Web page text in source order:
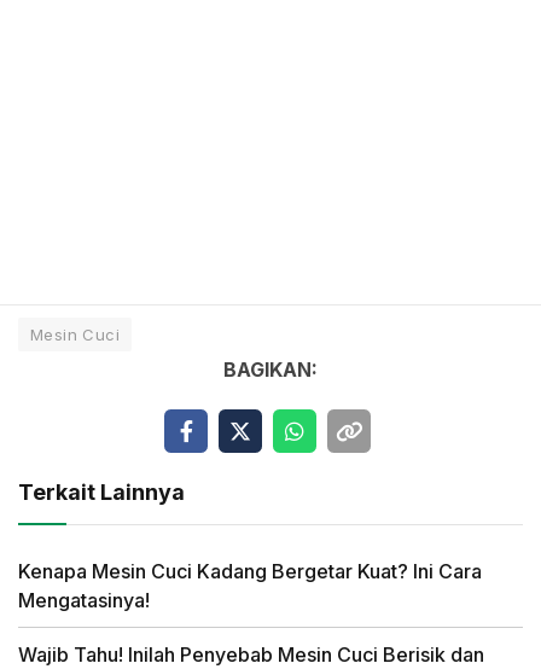
Mesin Cuci
BAGIKAN:
Terkait Lainnya
Kenapa Mesin Cuci Kadang Bergetar Kuat? Ini Cara
Mengatasinya!
Wajib Tahu! Inilah Penyebab Mesin Cuci Berisik dan